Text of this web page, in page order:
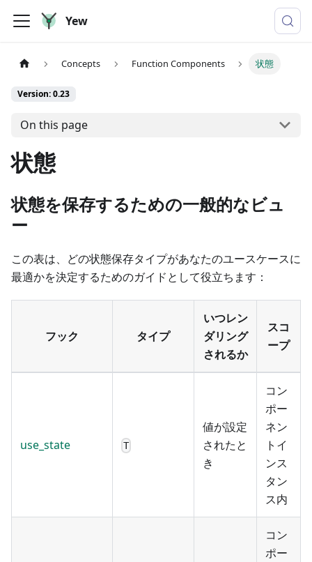
Yew
Concepts Function Components 状態
Version: 0.23
On this page
状態
状態を保存するための一般的なビュ
ー
この表は、どの状態保存タイプがあなたのユースケースに
最適かを決定するためのガイドとして役立ちます：
フック タイプ
いつレン
ダリング
されるか
スコ
ープ
use_state T
値が設定
されたと
き
コン
ポー
ネン
トイ
ンス
タン
ス内
コン
ポー